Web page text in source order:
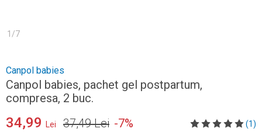
1 /7
Canpol babies
Canpol babies, pachet gel postpartum,
compresa, 2 buc.
34,99 Lei 37,49 Lei -7% (1)